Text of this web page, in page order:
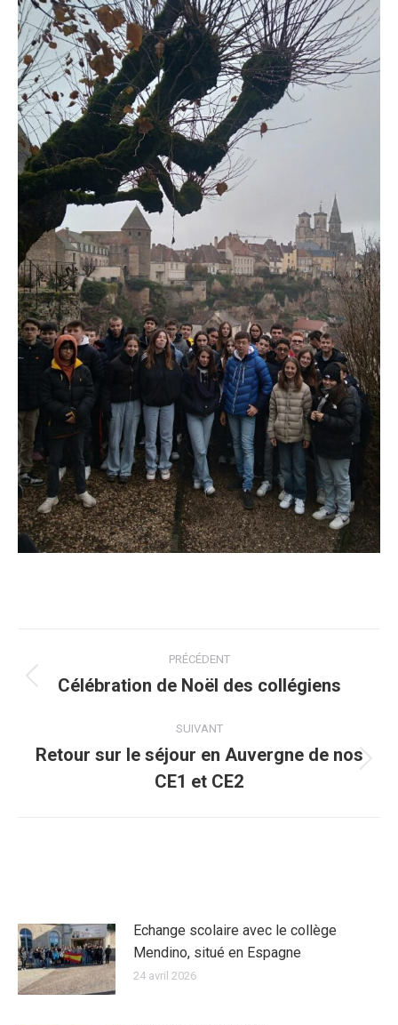
ARTICLE
PRÉCÉDENT
Article
:
Célébration de Noël des collégiens
SUIVANT
suivant
Retour sur le séjour en Auvergne de nos
CE1 et CE2
Echange scolaire avec le collège
Mendino, situé en Espagne
24 avril 2026